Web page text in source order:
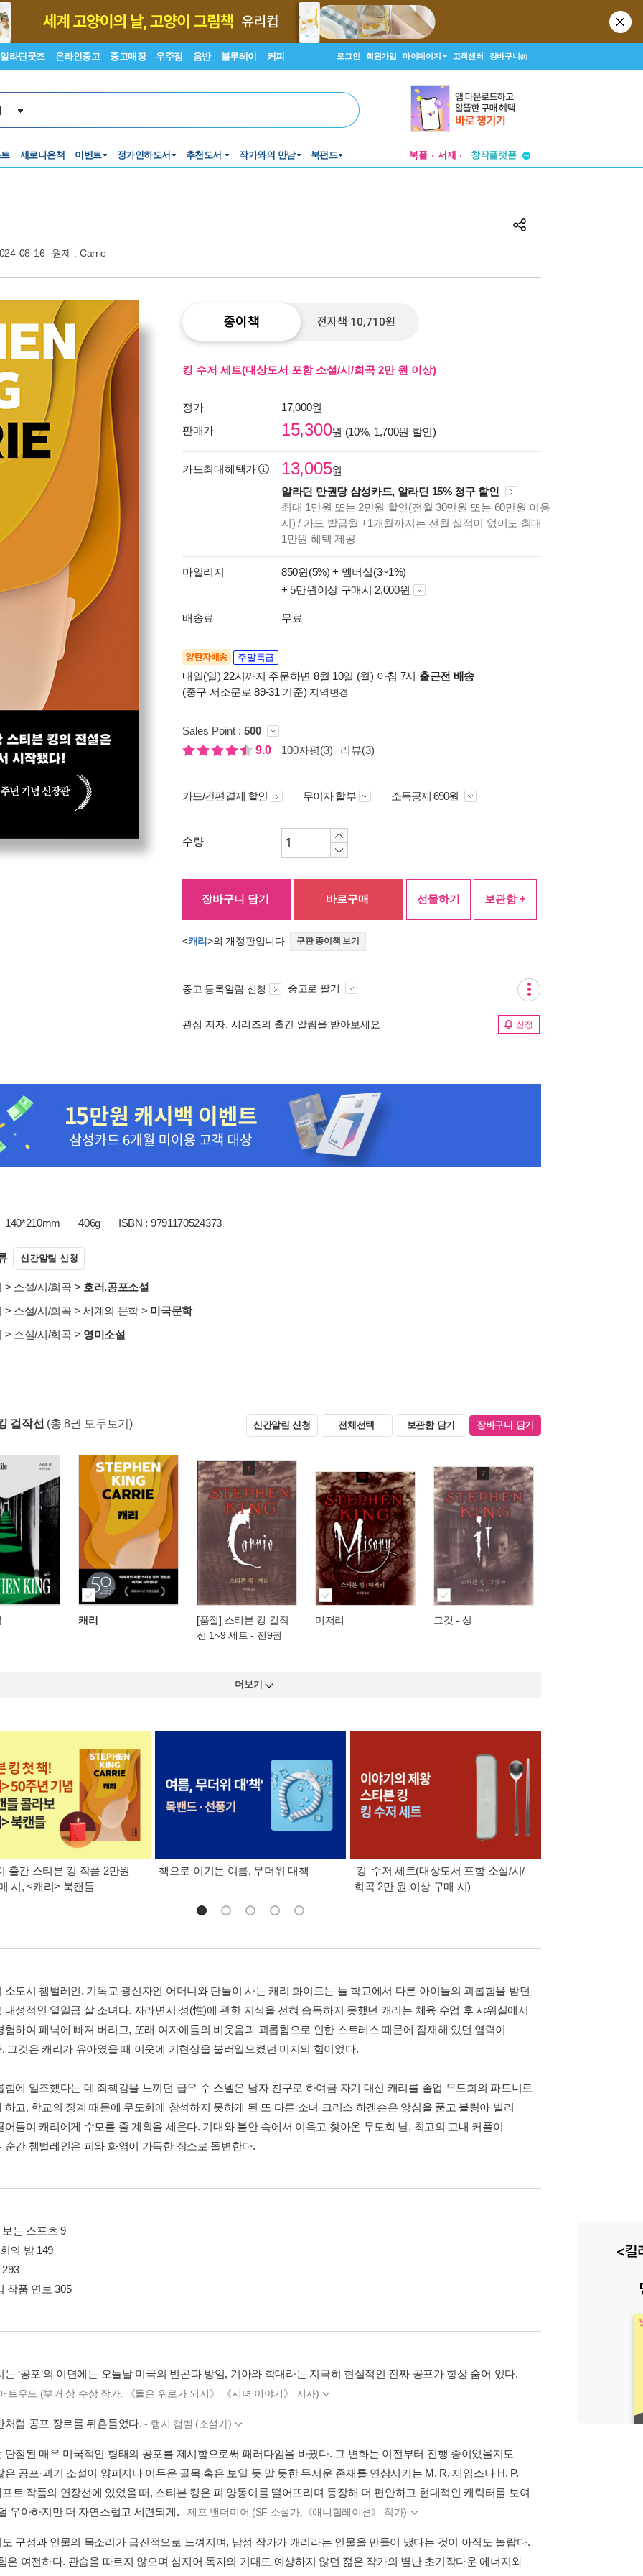
알라딘굿즈 온라인중고 중고매장 우주점 음반 블루레이 커피 로그인 회원가입 마이페이지 고객센터 장바구니(0)
새로나온책 이벤트 정가인하도서 추천도서 작가와의 만남 북펀드 북플 서재
투비컨티뉴드
08-16 원제 : Carrie
종이책 전자책 10,710원
킹 수저 세트(대상도서 포함 소설/시/희곡 2만 원 이상)
정가
17,000원
판매가
15,300원 (10%, 1,700원 할인)
카드최대혜택가 13,005원
알라딘 만권당 삼성카드, 알라딘 15% 청구 할인
최대 1만원 또는 2만원 할인(전월 30만원 또는 60만원 이용
시) / 카드 발급월 +1개월까지는 전월 실적이 없어도 최대
1만원 혜택 제공
마일리지 850원(5%) + 멤버십(3~1%)
+ 5만원이상 구매시 2,000원
배송료 무료
양탄자배송 주말특급
내일(일) 22시까지 주문하면 8월 10일 (월) 아침 7시 출근전 배송
(중구 서소문로 89-31 기준) 지역변경
Sales Point : 500
9.0
100자평(3) 리뷰(3)
카드/간편결제 할인 무이자 할부 소득공제 690원
수량
장바구니 담기 바로구매 선물하기 보관함 +
<캐리>의 개정판입니다. 구판 종이책 보기
중고 등록알림 신청 중고로 팔기
관심 저자, 시리즈의 출간 알림을 받아보세요 신청
140*210mm 406g ISBN : 9791170524373
신간알림 신청
> 소설/시/희곡 > 호러.공포소설
> 소설/시/희곡 > 세계의 문학 > 미국문학
> 소설/시/희곡 > 영미소설
걸작선 (총 8권 모두보기) 신간알림 신청 전체선택 보관함 담기 장바구니 담기
캐리
[품절] 스티븐 킹 걸작
선 1~9 세트 - 전9권
미저리 그것 - 상
더보기
출간 스티븐 킹 작품 2만원
시, <캐리> 북캔들
책으로 이기는 여름, 무더위 대책
'킹' 수저 세트(대상도서 포함 소설/시/
희곡 2만 원 이상 구매 시)
소도시 챔벌레인. 기독교 광신자인 어머니와 단둘이 사는 캐리 화이트는 늘 학교에서 다른 아이들의 괴롭힘을 받던
내성적인 열일곱 살 소녀다. 자라면서 성(性)에 관한 지식을 전혀 습득하지 못했던 캐리는 체육 수업 후 샤워실에서
험하여 패닉에 빠져 버리고, 또래 여자애들의 비웃음과 괴롭힘으로 인한 스트레스 때문에 잠재해 있던 염력이
그것은 캐리가 유아였을 때 이웃에 기현상을 불러일으켰던 미지의 힘이었다.
힘에 일조했다는 데 죄책감을 느끼던 급우 수 스넬은 남자 친구로 하여금 자기 대신 캐리를 졸업 무도회의 파트너로
하고, 학교의 징계 때문에 무도회에 참석하지 못하게 된 또 다른 소녀 크리스 하겐슨은 앙심을 품고 불량아 빌리
어들여 캐리에게 수모를 줄 계획을 세운다. 기대와 불안 속에서 이윽고 찾아온 무도회 날, 최고의 교내 커플이
순간 챔벌레인은 피와 화염이 가득한 장소로 돌변한다.
는 스포츠 9
의 밤 149
작품 연보 305
는 ‘공포’의 이면에는 오늘날 미국의 빈곤과 방임, 기아와 학대라는 지극히 현실적인 진짜 공포가 항상 숨어 있다.
트우드 (부커 상 수상 작가, 《돌은 위로가 되지》 《시녀 이야기》 저자)
처럼 공포 장르를 뒤흔들었다.- 램지 캠벨 (소설가)
단절된 매우 미국적인 형태의 공포를 제시함으로써 패러다임을 바꿨다. 그 변화는 이전부터 진행 중이었을지도
은 공포·괴기 소설이 양피지나 어두운 골목 혹은 보일 듯 말 듯한 무서운 존재를 연상시키는 M. R. 제임스나 H. P.
트 작품의 연장선에 있었을 때, 스티븐 킹은 피 양동이를 떨어뜨리며 등장해 더 편안하고 현대적인 캐릭터를 보여
우아하지만 더 자연스럽고 세련되게. - 제프 밴더미어 (SF 소설가,《애니힐레이션》 작가)
구성과 인물의 목소리가 급진적으로 느껴지며, 남성 작가가 캐리라는 인물을 만들어 냈다는 것이 아직도 놀랍다.
은 여전하다. 관습을 따르지 않으며 심지어 독자의 기대도 예상하지 않던 젊은 작가의 별난 초기작다운 에너지와